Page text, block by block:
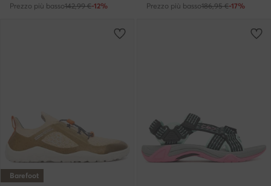
Prezzo più basso142,99 €-12% Prezzo più basso186,95 €-17%
Barefoot